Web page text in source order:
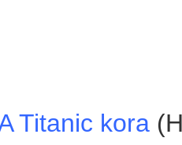
Titanic kora